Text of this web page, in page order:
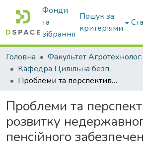
Фонди
та
зібрання
Пошук за
критеріями
Головна
Кафедра Цивільна безпека
Проблеми та перспективи розвитку недержавного пенсійного забезпечення
Проблеми та
розвитку
пенсійного